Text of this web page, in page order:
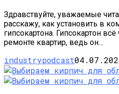
Здравствуйте, уважаемые
расскажу, как установить в
гипсокартона. Гипсокартон
ремонте квартир, ведь он...
industrypodcast